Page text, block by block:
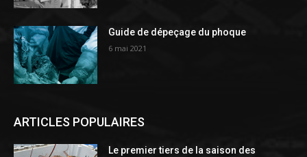
Guide de dépeçage du phoque
6 mai 2021
ARTICLES POPULAIRES
Le premier tiers de la saison des